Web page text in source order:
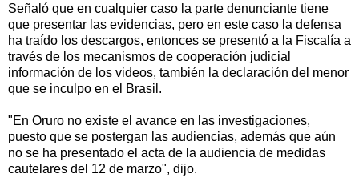
Señaló que en cualquier caso la parte denunciante tiene
que presentar las evidencias, pero en este caso la defensa
ha traído los descargos, entonces se presentó a la Fiscalía a
través de los mecanismos de cooperación judicial
información de los videos, también la declaración del menor
que se inculpo en el Brasil.
"En Oruro no existe el avance en las investigaciones,
puesto que se postergan las audiencias, además que aún
no se ha presentado el acta de la audiencia de medidas
cautelares del 12 de marzo", dijo.